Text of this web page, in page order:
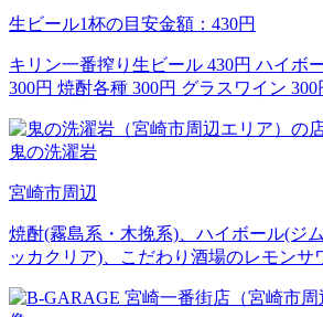
生ビール1杯の目安金額：430円
キリン一番搾り生ビール 430円 ハイボ
300円 焼酎各種 300円 グラスワイン 300
鬼の洗濯岩
宮崎市周辺
焼酎(霧島系・木挽系)、ハイボール(ジ
ッカクリア)、こだわり酒場のレモンサ